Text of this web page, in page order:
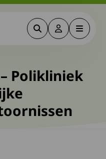
ZoekenDeze link
Menu
Polikliniek